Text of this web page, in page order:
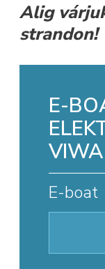
Alig
strandon!
E-
E-boat